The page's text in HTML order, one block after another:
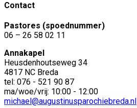
Contact
Pastores (spoednummer)
06 – 26 58 02 11
Annakapel
Heusdenhoutseweg 34
4817 NC Breda
tel: 076 - 521 90 87
ma/woe/vrij: 10:00 - 12:00
michael@augustinusparochiebreda.nl